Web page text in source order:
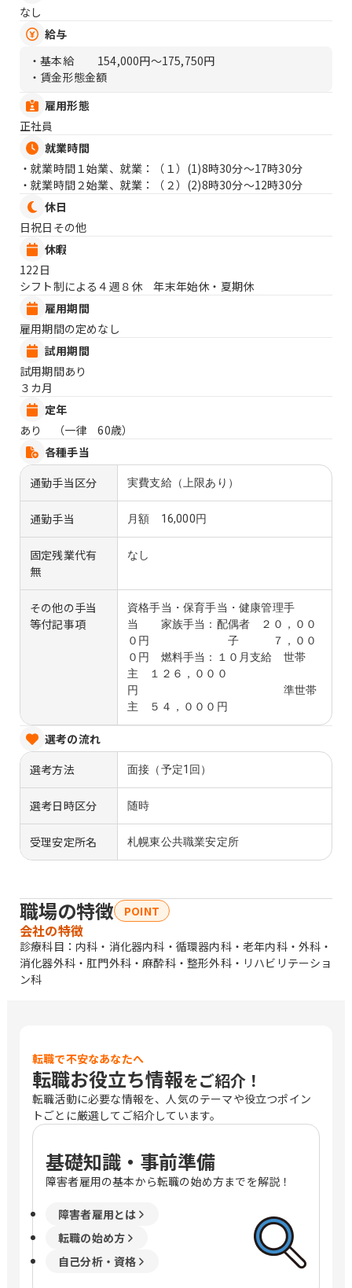
なし
給与
・基本給
154,000円〜175,750円
・賃金形態金額
雇用形態
正社員
就業時間
・就業時間１始業、就業：（１） (1)8時30分〜17時30分
・就業時間２始業、就業：（２） (2)8時30分〜12時30分
休日
日祝日その他
休暇
122日
シフト制による４週８休 年末年始休・夏期休
雇用期間
雇用期間の定めなし
試用期間
試用期間あり
３カ月
定年
あり （一律 60歳）
各種手当
通勤手当区分
実費支給（上限あり）
通勤手当 月額 16,000円
固定残業代有
無
なし
その他の手当
等付記事項
資格手当・保育手当・健康管理手
当 家族手当：配偶者 ２０，００
０円 子 ７，００
０円 燃料手当：１０月支給 世帯
主 １２６，０００
円 準世帯
主 ５４，０００円
選考の流れ
選考方法
面接（予定1回）
選考日時区分 随時
受理安定所名 札幌東公共職業安定所
職場の特徴 POINT
会社の特徴
診療科目：内科・消化器内科・循環器内科・老年内科・外科・
消化器外科・肛門外科・麻酔科・整形外科・リハビリテーショ
ン科
転職で不安なあなたへ
転職お役立ち情報をご紹介！
転職活動に必要な情報を、人気のテーマや役立つポイン
トごとに厳選してご紹介しています。
基礎知識・事前準備
障害者雇用の基本から転職の始め方までを解説！
障害者雇用とは
転職の始め方
自己分析・資格